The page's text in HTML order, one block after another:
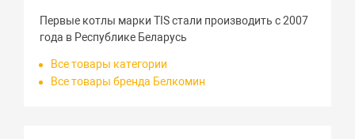
Первые котлы марки TIS стали производить с 2007
года в Республике Беларусь
Все товары категории
Все товары бренда Белкомин